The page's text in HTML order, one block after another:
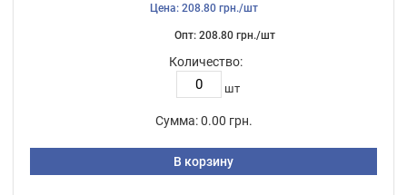
Цена: 208.80 грн./шт
Опт: 208.80 грн./шт
Количество:
шт
Сумма: 0.00 грн.
В корзину